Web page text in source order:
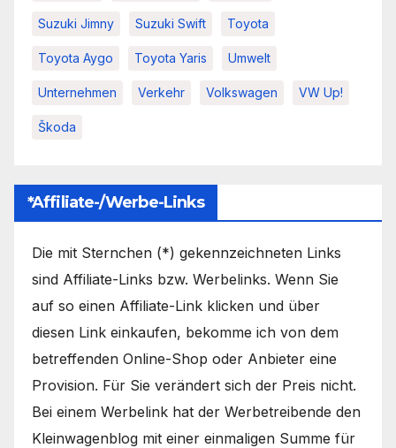
Suzuki Jimny Suzuki Swift Toyota
Toyota Aygo Toyota Yaris Umwelt
Unternehmen Verkehr Volkswagen VW Up!
Škoda
*Affiliate-/Werbe-Links
Die mit Sternchen (*) gekennzeichneten Links
sind Affiliate-Links bzw. Werbelinks. Wenn Sie
auf so einen Affiliate-Link klicken und über
diesen Link einkaufen, bekomme ich von dem
betreffenden Online-Shop oder Anbieter eine
Provision. Für Sie verändert sich der Preis nicht.
Bei einem Werbelink hat der Werbetreibende den
Kleinwagenblog mit einer einmaligen Summe für